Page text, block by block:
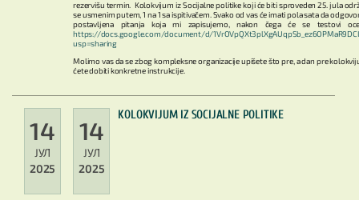
rezervišu termin. Kolokvijum iz Socijalne politike koji će biti sproveden 25. jula
se usmenim putem, 1 na 1 sa ispitivačem. Svako od vas će imati pola sata da
postavljena pitanja koja mi zapisujemo, nakon čega će se testovi
https://docs.google.com/document/d/
usp=sharing
Molimo vas da se zbog kompleksne organizacije upišete što pre, a dan pre
ćete dobiti konkretne instrukcije.
14
ЈУЛ
2025
14
ЈУЛ
2025
KOLOKVIJUM IZ SOCIJALNE POLITIKE